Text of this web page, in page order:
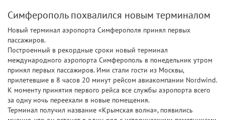
Симферополь похвалился новым терминалом
Новый терминал аэропорта Симферополя принял первых
пассажиров.
Построенный в рекордные сроки новый терминал
международного аэропорта Симферополь в понедельник утром
принял первых пассажиров. Ими стали гости из Москвы,
прилетевшие в 8 часов 20 минут рейсом авиакомпании Nordwind.
К моменту принятия первого рейса все службы аэропорта всего
за одну ночь переехали в новые помещения.
Терминал получил название «Крымская волна», появились